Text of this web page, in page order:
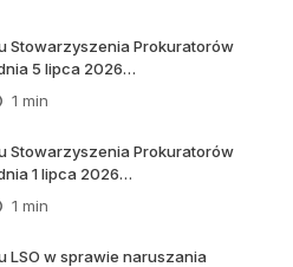
Stowarzyszenia Prokuratorów
5 lipca 2026…
1 min
Stowarzyszenia Prokuratorów
1 lipca 2026…
1 min
LSO w sprawie naruszania